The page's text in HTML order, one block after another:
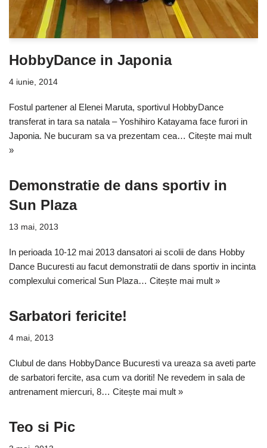
HobbyDance in Japonia
4 iunie, 2014
Fostul partener al Elenei Maruta, sportivul HobbyDance
transferat in tara sa natala – Yoshihiro Katayama face furori in
Japonia. Ne bucuram sa va prezentam cea… Citește mai mult
»
Demonstratie de dans sportiv in
Sun Plaza
13 mai, 2013
In perioada 10-12 mai 2013 dansatori ai scolii de dans Hobby
Dance Bucuresti au facut demonstratii de dans sportiv in incinta
complexului comerical Sun Plaza… Citește mai mult »
Sarbatori fericite!
4 mai, 2013
Clubul de dans HobbyDance Bucuresti va ureaza sa aveti parte
de sarbatori fercite, asa cum va doriti! Ne revedem in sala de
antrenament miercuri, 8… Citește mai mult »
Teo si Pic